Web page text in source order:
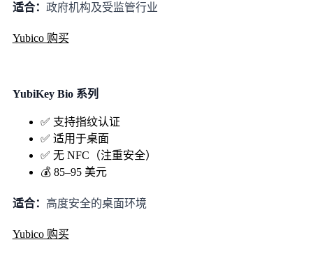
适合： 政府机构及受监管行业
Yubico 购买
YubiKey Bio 系列
✅ 支持指纹认证
✅ 适用于桌面
✅ 无 NFC（注重安全）
💰 85–95 美元
适合： 高度安全的桌面环境
Yubico 购买